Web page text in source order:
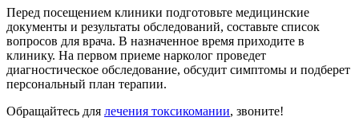
Перед посещением клиники подготовьте медицинские
документы и результаты обследований, составьте список
вопросов для врача. В назначенное время приходите в
клинику. На первом приеме нарколог проведет
диагностическое обследование, обсудит симптомы и подберет
персональный план терапии.
Обращайтесь для лечения токсикомании, звоните!